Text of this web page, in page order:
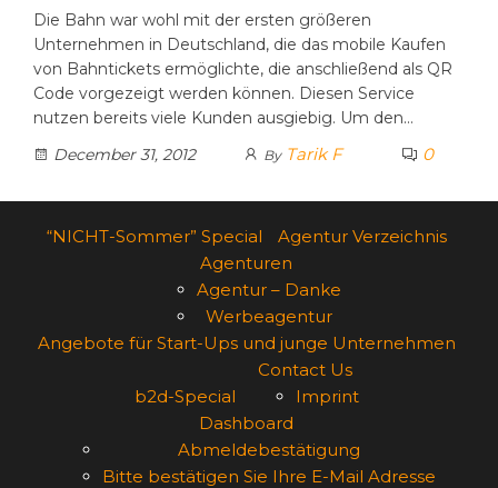
Die Bahn war wohl mit der ersten größeren
Unternehmen in Deutschland, die das mobile Kaufen
von Bahntickets ermöglichte, die anschließend als QR
Code vorgezeigt werden können. Diesen Service
nutzen bereits viele Kunden ausgiebig. Um den…
December 31, 2012
By Tarik F 0
“NICHT-Sommer” Special
Agentur Verzeichnis
Agenturen
Agentur – Danke
Werbeagentur
Angebote für Start-Ups und junge Unternehmen
b2d-Special
Contact Us
Imprint
Dashboard
Abmeldebestätigung
Bitte bestätigen Sie Ihre E-Mail Adresse